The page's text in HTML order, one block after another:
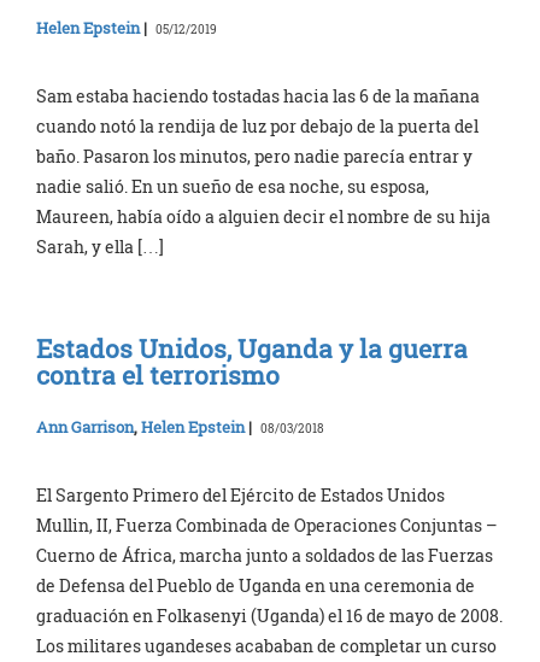
Helen Epstein| 05/12/2019
Sam estaba haciendo tostadas hacia las 6 de la mañana
cuando notó la rendija de luz por debajo de la puerta del
baño. Pasaron los minutos, pero nadie parecía entrar y
nadie salió. En un sueño de esa noche, su esposa,
Maureen, había oído a alguien decir el nombre de su hija
Sarah, y ella […]
Estados Unidos, Uganda y la guerra
contra el terrorismo
Ann Garrison,Helen Epstein| 08/03/2018
El Sargento Primero del Ejército de Estados Unidos
Mullin, II, Fuerza Combinada de Operaciones Conjuntas –
Cuerno de África, marcha junto a soldados de las Fuerzas
de Defensa del Pueblo de Uganda en una ceremonia de
graduación en Folkasenyi (Uganda) el 16 de mayo de 2008.
Los militares ugandeses acababan de completar un curso